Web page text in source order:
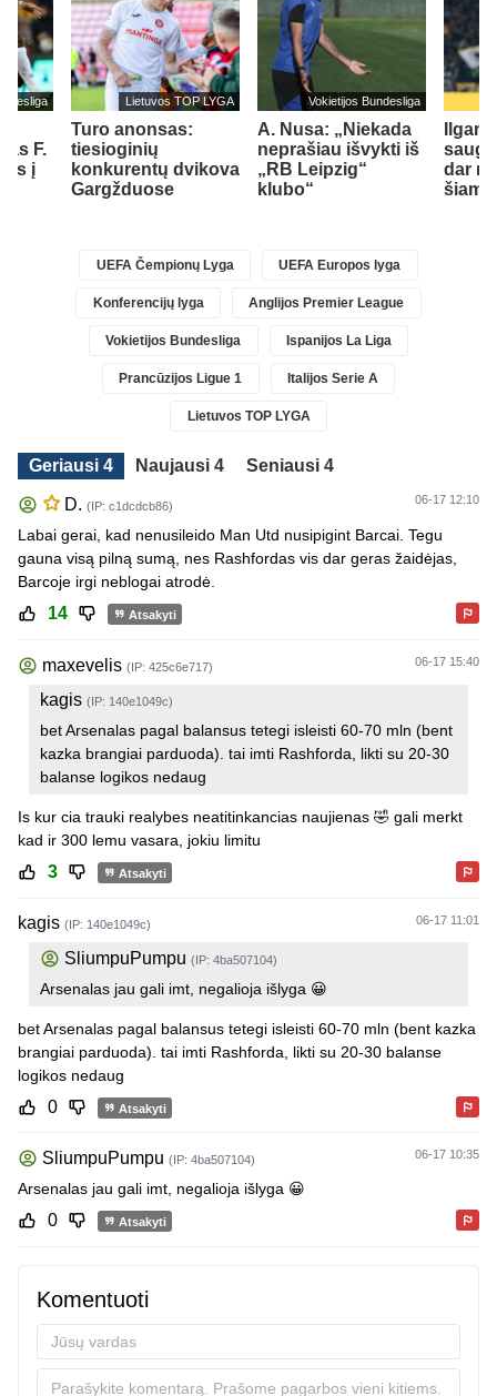
F.
į
Lietuvos TOP LYGA
Turo anonsas:
tiesioginių
konkurentų dvikova
Gargžduose
Vokietijos Bundesliga
A. Nusa: „Niekada
neprašiau išvykti iš
„RB Leipzig“
klubo“
dar
UEFA Čempionų Lyga UEFA Europos lyga
Konferencijų lyga Anglijos Premier League
Vokietijos Bundesliga Ispanijos La Liga
Prancūzijos Ligue 1 Italijos Serie A
Lietuvos TOP LYGA
Geriausi 4 Naujausi 4 Seniausi 4
D. (IP: c1dcdcb86) 06-17 12:10
Labai gerai, kad nenusileido Man Utd nusipigint Barcai. Tegu
gauna visą pilną sumą, nes Rashfordas vis dar geras žaidėjas,
Barcoje irgi neblogai atrodė.
14 Atsakyti
maxevelis (IP: 425c6e717) 06-17 15:40
kagis (IP: 140e1049c)
bet Arsenalas pagal balansus tetegi isleisti 60-70 mln (bent
kazka brangiai parduoda). tai imti Rashforda, likti su 20-30
balanse logikos nedaug
Is kur cia trauki realybes neatitinkancias naujienas 🤣 gali merkt
kad ir 300 lemu vasara, jokiu limitu
3 Atsakyti
kagis (IP: 140e1049c) 06-17 11:01
SliumpuPumpu (IP: 4ba507104)
Arsenalas jau gali imt, negalioja išlyga 😀
bet Arsenalas pagal balansus tetegi isleisti 60-70 mln (bent kazka
brangiai parduoda). tai imti Rashforda, likti su 20-30 balanse
logikos nedaug
0 Atsakyti
SliumpuPumpu (IP: 4ba507104) 06-17 10:35
Arsenalas jau gali imt, negalioja išlyga 😀
0 Atsakyti
Komentuoti